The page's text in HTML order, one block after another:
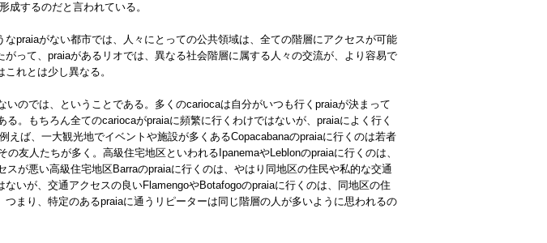
成するのだと言われている。
praiaがない都市では、人々にとっての公共領域は、全ての階層にアクセスが可能
って、praiaがあるリオでは、異なる社会階層に属する人々の交流が、より容易で
れとは少し異なる。
のでは、ということである。多くのcariocaは自分がいつも行くpraiaが決まって
。もちろん全てのcariocaがpraiaに頻繁に行くわけではないが、praiaによく行く
ば、一大観光地でイベントや施設が多くあるCopacabanaのpraiaに行くのは若者
友人たちが多く。高級住宅地区といわれるIpanemaやLeblonのpraiaに行くのは、
が悪い高級住宅地区Barraのpraiaに行くのは、やはり同地区の住民や私的な交通
いが、交通アクセスの良いFlamengoやBotafogoのpraiaに行くのは、同地区の住
まり、特定のあるpraiaに通うリピーターは同じ階層の人が多いように思われるの